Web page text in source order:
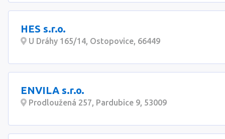
HES s.r.o.
U Dráhy 165/14, Ostopovice, 66449
ENVILA s.r.o.
Prodloužená 257, Pardubice 9, 53009